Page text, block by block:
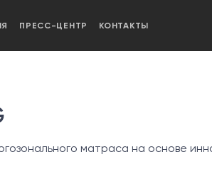
ПРЕСС-ЦЕНТР КОНТАКТЫ
матраса на основе